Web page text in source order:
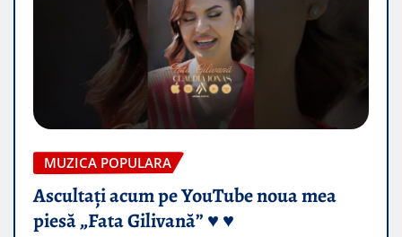
MUZICA POPULARA
Ascultați acum pe YouTube noua mea
piesă „Fata Gilivană” ♥️ ♥️